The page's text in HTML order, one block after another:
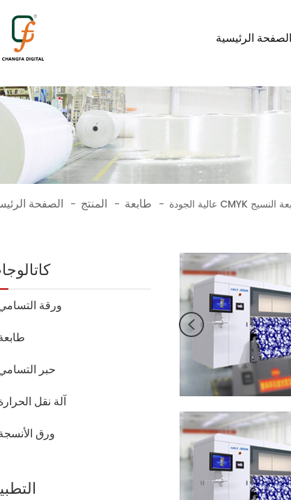
الصفحة الرئيسية
الصفحة - المنتج - طابعة -
ورقة
حبر
آلة نقل
ورق